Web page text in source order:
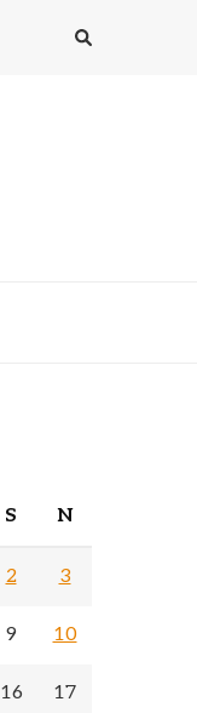
S N
2 3
9 10
16 17